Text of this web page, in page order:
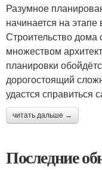
Разумное
начинается на
Строительство
множеством
планировки
дорогостоящий
удастся справиться
читать дальше →
Последние